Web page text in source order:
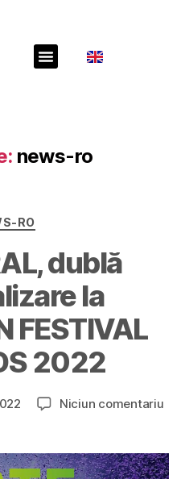
news-ro
RO
dublă
la
FESTIVAL
2022
Niciun comentariu